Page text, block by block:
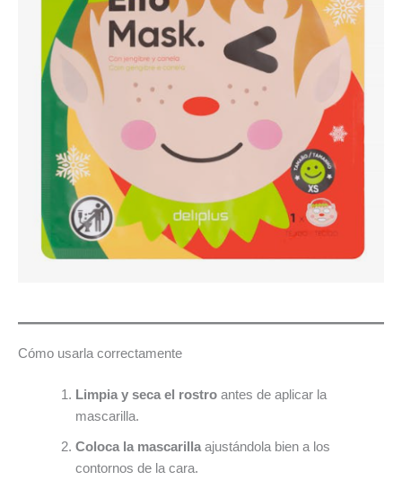
Cómo usarla correctamente
Limpia y seca el rostroantes de aplicar la
mascarilla.
Coloca la mascarillaajustándola bien a los
contornos de la cara.